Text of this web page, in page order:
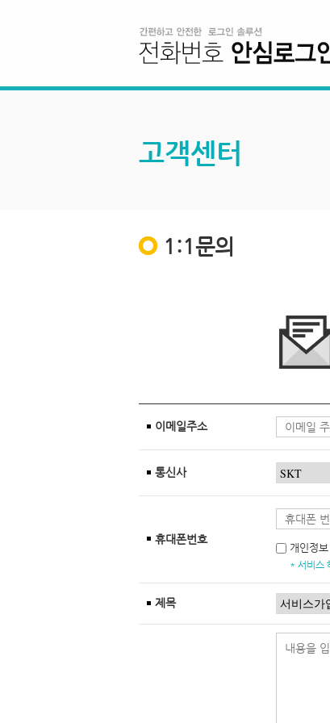
고객센터
1:1문의
이메일주소
통신사
휴대폰번호
개인정
* 서비스
제목